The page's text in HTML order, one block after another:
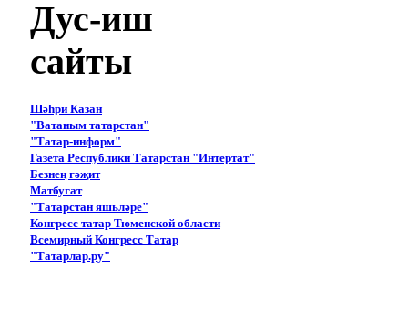
Дус-иш
сайты
Шәһри Казан
"Ватаным татарстан"
"Татар-информ"
Газета Республики Татарстан "Интертат"
Безнең гәҗит
Матбугат
"Татарстан яшьләре"
Конгресс татар Тюменской области
Всемирный Конгресс Татар
"Татарлар.ру"